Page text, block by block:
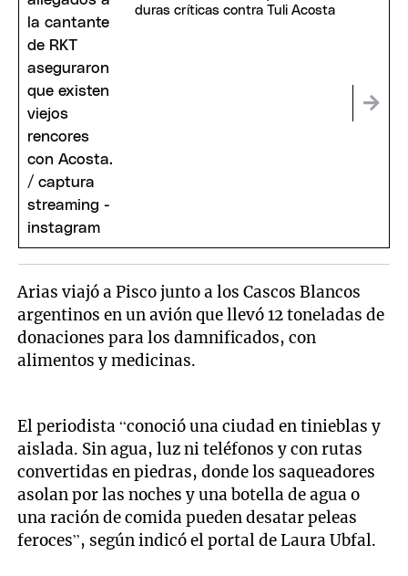
duras críticas contra Tuli Acosta
Arias viajó a Pisco junto a los Cascos Blancos
argentinos en un avión que llevó 12 toneladas de
donaciones para los damnificados, con
alimentos y medicinas.
El periodista “conoció una ciudad en tinieblas y
aislada. Sin agua, luz ni teléfonos y con rutas
convertidas en piedras, donde los saqueadores
asolan por las noches y una botella de agua o
una ración de comida pueden desatar peleas
feroces”, según indicó el portal de Laura Ubfal.